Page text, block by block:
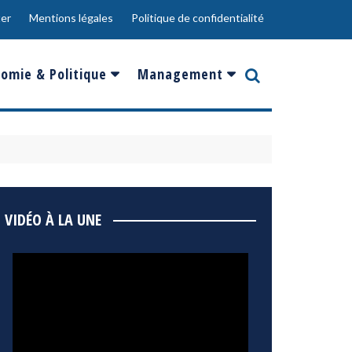
Mentions légales Politique de confidentialité
& Politique Management
Innovation
VIDÉO À LA UNE